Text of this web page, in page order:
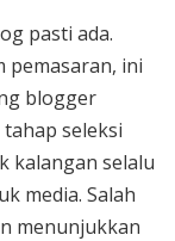
pasti ada.
pemasaran, ini
blogger
seleksi
kalangan selalu
media. Salah
menunjukkan